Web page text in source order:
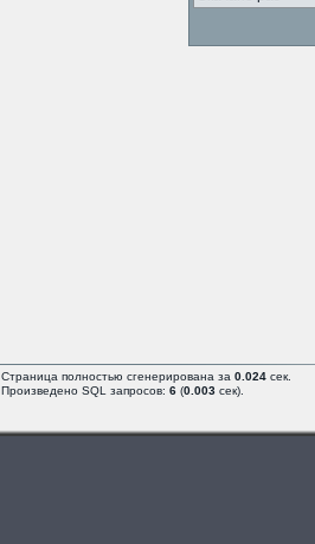
Страница полностью сгенерирована за 0.024 сек.
Произведено SQL запросов: 6 (0.003 сек).